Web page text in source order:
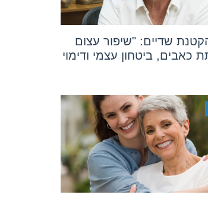
שדיים: "שיפור עצום
כאבים, ביטחון עצמי ודימוי